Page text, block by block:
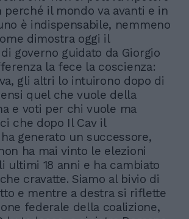
il mondo va avanti e in
è indispensabile, nemmeno
dimostra oggi il
governo guidato da Giorgio
la fece la coscienza:
gli altri lo intuirono dopo di
quel che vuole della
e voti per chi vuole ma
che dopo Il Cav il
generato un successore,
ha mai vinto le elezioni
ultimi 18 anni e ha cambiato
cravatte. Siamo al bivio di
e mentre a destra si riflette
federale della coalizione,